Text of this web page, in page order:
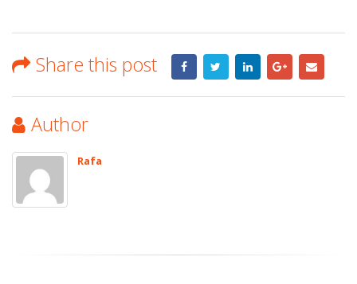
Share this post
Author
Rafa